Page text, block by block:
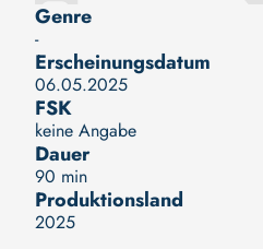
Genre
-
Erscheinungsdatum
06.05.2025
FSK
keine Angabe
Dauer
90 min
Produktionsland
2025